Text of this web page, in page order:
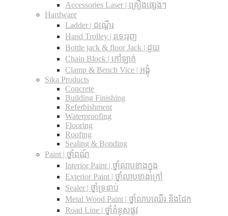
Accessories Laser | គ្រឿងផ្សេងៗ
Hardware
Ladder | ជណ្តើរ
Hand Trolley | រទេះរុញ
Bottle jack & floor Jack​ | ដូយ
Chain Block | កៅឡាក់
Clamp & Bench Vice | អង្គុំ
Sika Products
Concrete
Building Finishing
Referbishment
Waterproofing
Flooring
Roofing
Sealing & Bonding
Paint | ថ្នាំពណ៍
Interior Paint | ថ្នាំលាបខាងក្នុង
Exterior Paint | ថ្នាំលាបខាងក្រៅ
Sealer | ថ្នាំទ្រនាប់
Metal Wood Paint | ថ្នាំលាបឈើរ និងដែក
Road Line | ថ្នាំគំនូសផ្លូវ